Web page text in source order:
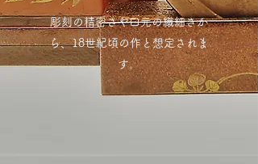
彫刻の精密さや口元の繊細さか
ら、18世紀頃の作と想定されま
す。